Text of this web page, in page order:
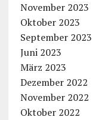
November 2023
Oktober 2023
September 2023
Juni 2023
März 2023
Dezember 2022
November 2022
Oktober 2022